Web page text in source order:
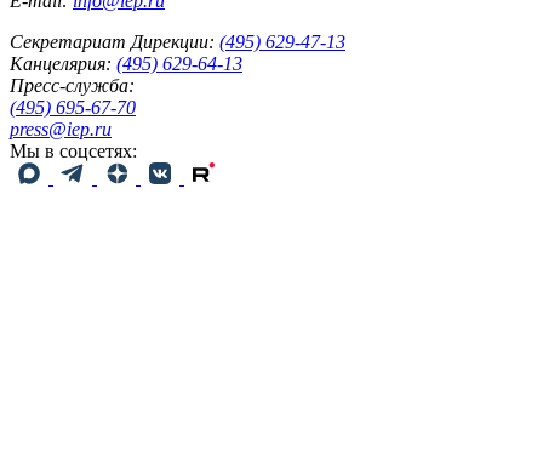
Секретариат Дирекции: (495) 629-47-13
Канцелярия: (495) 629-64-13
Пресс-служба:
(495) 695-67-70
press@iep.ru
Мы в соцсетях: